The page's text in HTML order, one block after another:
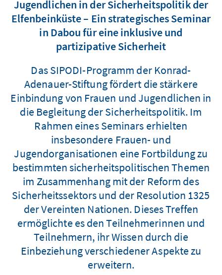
Jugendlichen in der Sicherheitspolitik der
Elfenbeinküste – Ein strategisches Seminar
in Dabou für eine inklusive und
partizipative Sicherheit
Das SIPODI-Programm der Konrad-
Adenauer-Stiftung fördert die stärkere
Einbindung von Frauen und Jugendlichen in
die Begleitung der Sicherheitspolitik. Im
Rahmen eines Seminars erhielten
insbesondere Frauen- und
Jugendorganisationen eine Fortbildung zu
bestimmten sicherheitspolitischen Themen
im Zusammenhang mit der Reform des
Sicherheitssektors und der Resolution 1325
der Vereinten Nationen. Dieses Treffen
ermöglichte es den Teilnehmerinnen und
Teilnehmern, ihr Wissen durch die
Einbeziehung verschiedener Aspekte zu
erweitern.